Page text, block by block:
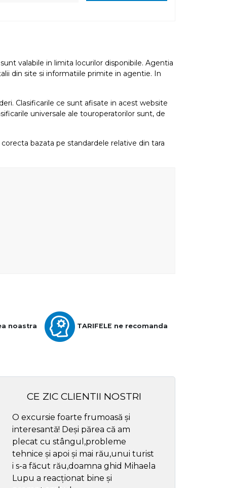
valabile in limita locurilor disponibile. Agentia
din site si informatiile primite in agentie. In
Clasificarile ce sunt afisate in acest website
universale ale touroperatorilor sunt, de
bazata pe standardele relative din tara
noastra TARIFELE ne recomanda
CE ZIC CLIENTII NOSTRI
O excursie foarte frumoasă și
interesantă! Deși părea că am
plecat cu stângul,probleme
tehnice și apoi și mai rău,unui turist
i s-a făcut rău,doamna ghid Mihaela
Lupu a reacționat bine și